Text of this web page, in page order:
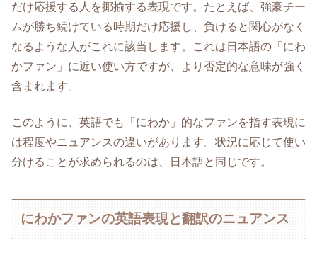
だけ応援する人を揶揄する表現です。たとえば、強豪チー
ムが勝ち続けている時期だけ応援し、負けると関心がなく
なるような人がこれに該当します。これは日本語の「にわ
かファン」に近い使い方ですが、より否定的な意味が強く
含まれます。
このように、英語でも「にわか」的なファンを指す表現に
は程度やニュアンスの違いがあります。状況に応じて使い
分けることが求められるのは、日本語と同じです。
にわかファンの英語表現と翻訳のニュアンス